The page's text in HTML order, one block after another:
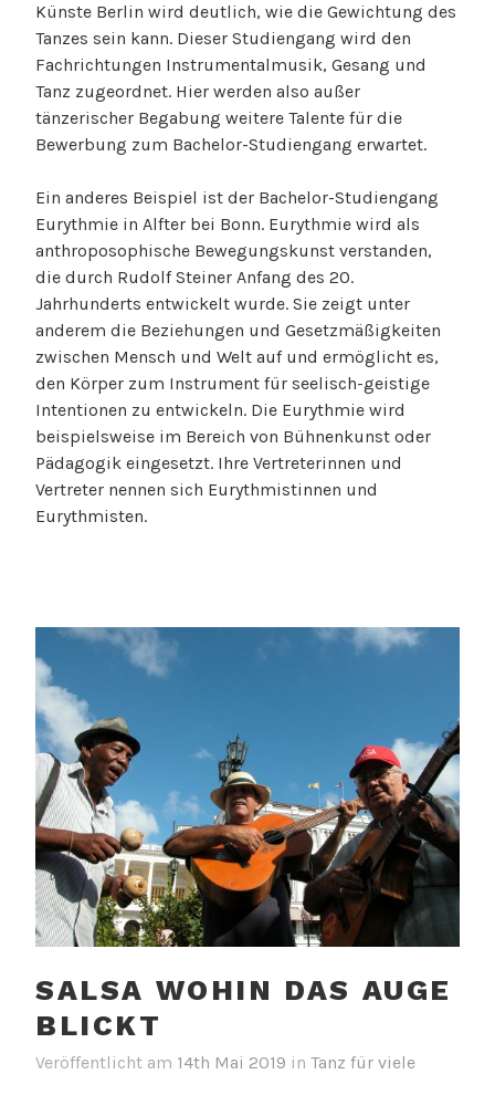
Künste Berlin wird deutlich, wie die Gewichtung des
Tanzes sein kann. Dieser Studiengang wird den
Fachrichtungen Instrumentalmusik, Gesang und
Tanz zugeordnet. Hier werden also außer
tänzerischer Begabung weitere Talente für die
Bewerbung zum Bachelor-Studiengang erwartet.
Ein anderes Beispiel ist der Bachelor-Studiengang
Eurythmie in Alfter bei Bonn. Eurythmie wird als
anthroposophische Bewegungskunst verstanden,
die durch Rudolf Steiner Anfang des 20.
Jahrhunderts entwickelt wurde. Sie zeigt unter
anderem die Beziehungen und Gesetzmäßigkeiten
zwischen Mensch und Welt auf und ermöglicht es,
den Körper zum Instrument für seelisch-geistige
Intentionen zu entwickeln. Die Eurythmie wird
beispielsweise im Bereich von Bühnenkunst oder
Pädagogik eingesetzt. Ihre Vertreterinnen und
Vertreter nennen sich Eurythmistinnen und
Eurythmisten.
SALSA WOHIN DAS AUGE
BLICKT
Veröffentlicht am 14th Mai 2019 in Tanz für viele